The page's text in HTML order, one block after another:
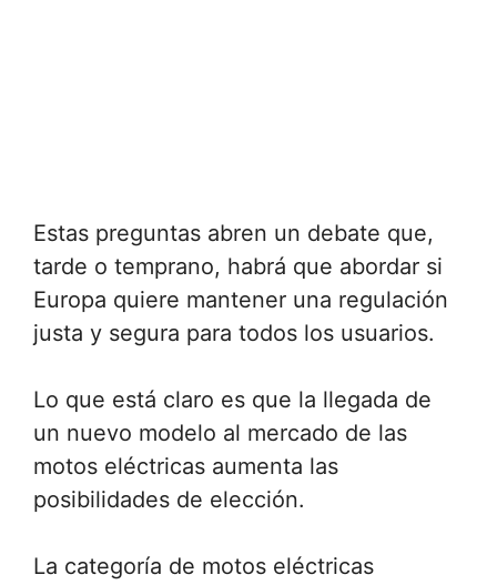
Estas preguntas abren un debate que,
tarde o temprano, habrá que abordar si
Europa quiere mantener una regulación
justa y segura para todos los usuarios.
Lo que está claro es que la llegada de
un nuevo modelo al mercado de las
motos eléctricas aumenta las
posibilidades de elección.
La categoría de motos eléctricas